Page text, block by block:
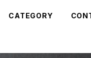
CATEGORY